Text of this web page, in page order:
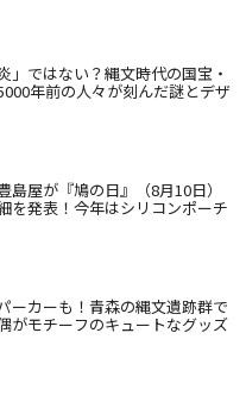
」ではない？縄文時代の国宝・
年前の人々が刻んだ謎とデザ
島屋が『鳩の日』（8月10日）
を発表！今年はシリコンポーチ
ーカーも！青森の縄文遺跡群で
がモチーフのキュートなグッズ